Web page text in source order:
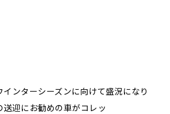
ンターシーズンに向けて盛況になり
送迎にお勧めの車がコレッ